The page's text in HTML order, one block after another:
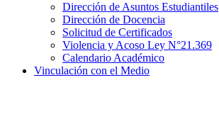
Dirección de Asuntos Estudiantiles
Dirección de Docencia
Solicitud de Certificados
Violencia y Acoso Ley N°21.369
Calendario Académico
Vinculación con el Medio